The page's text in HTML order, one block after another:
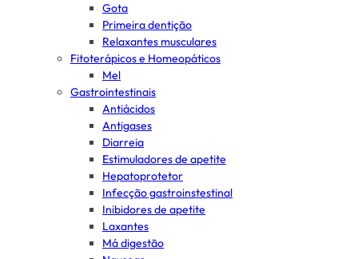
Gota
Primeira dentição
Relaxantes musculares
Fitoterápicos e Homeopáticos
Mel
Gastrointestinais
Antiácidos
Antigases
Diarreia
Estimuladores de apetite
Hepatoprotetor
Infecção gastroinstestinal
Inibidores de apetite
Laxantes
Má digestão